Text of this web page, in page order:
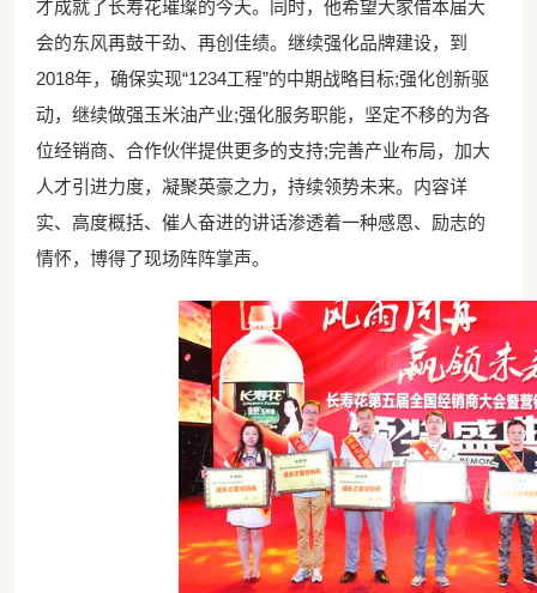
才成就了长寿花璀璨的今天。同时，他希望大家借本届大
会的东风再鼓干劲、再创佳绩。继续强化品牌建设，到
2018年，确保实现“1234工程”的中期战略目标;强化创新驱
动，继续做强玉米油产业;强化服务职能，坚定不移的为各
位经销商、合作伙伴提供更多的支持;完善产业布局，加大
人才引进力度，凝聚英豪之力，持续领势未来。内容详
实、高度概括、催人奋进的讲话渗透着一种感恩、励志的
情怀，博得了现场阵阵掌声。